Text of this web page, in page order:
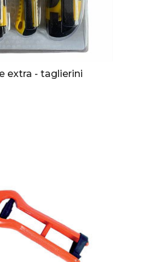
extra - taglierini